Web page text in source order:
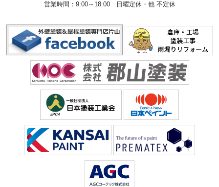
営業時間：9:00～18:00
日曜定休・他 不定休